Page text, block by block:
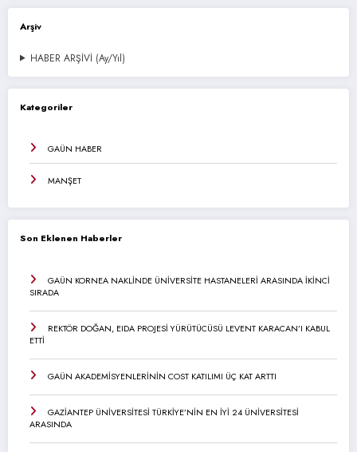
Arşiv
HABER ARŞİVİ (Ay/Yıl)
Kategoriler
GAÜN HABER
MANŞET
Son Eklenen Haberler
GAÜN KORNEA NAKLİNDE ÜNİVERSİTE HASTANELERİ ARASINDA İKİNCİ
SIRADA
REKTÖR DOĞAN, EIDA PROJESİ YÜRÜTÜCÜSÜ LEVENT KARACAN’I KABUL
ETTİ
GAÜN AKADEMİSYENLERİNİN COST KATILIMI ÜÇ KAT ARTTI
GAZİANTEP ÜNİVERSİTESİ TÜRKİYE’NİN EN İYİ 24 ÜNİVERSİTESİ
ARASINDA